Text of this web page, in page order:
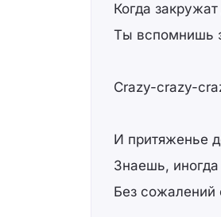
Когда
Ты вспомнишь
Crazy-crazy-
И притяженье
Знаешь,
Без сожалений